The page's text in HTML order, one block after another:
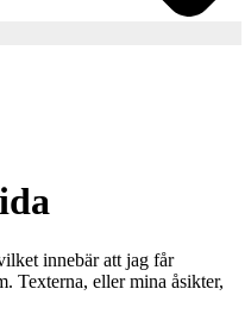
innebär att jag får
Texterna, eller mina åsikter,